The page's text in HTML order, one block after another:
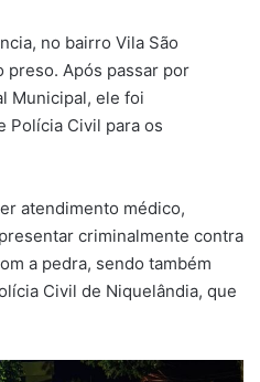
no bairro Vila São
preso. Após passar por
Municipal, ele foi
Polícia Civil para os
atendimento médico,
criminalmente contra
a pedra, sendo também
Civil de Niquelândia, que